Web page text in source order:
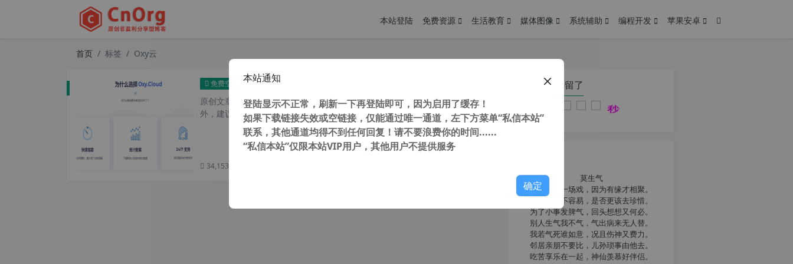
本站登陆 免费资源 生活教育 媒体图像 系统辅助 编程开发 苹果安卓
首页 标签 Oxy云
免费空间 Oxy.cloud 来自俄国的可赚钱无限空间网盘 限制100M文件大小国内上传和下载速度快
原创文章，转载请注明： 转载自cnorg.12hp.de 注意：由于网站空间位于国
外，建议避开晚上的访问高峰期...
34,153 次浏览
您在本页停留了
莫生气
人生就像一场戏，因为有缘才相聚。
相扶到老不容易，是否更该去珍惜。
为了小事发脾气，回头想想又何必。
别人生气我不气，气出病来无人替。
我若气死谁如意，况且伤神又费力。
邻居亲朋不要比，儿孙琐事由他去。
吃苦享乐在一起，神仙羡慕好伴侣。
本站通知
登陆显示不正常，刷新一下再登陆即可，因为启用了缓存！
如果下载链接失效或空链接，仅能通过唯一通道，左下方菜单“私信本站”
联系，其他通道均得不到任何回复！请不要浪费你的时间......
“私信本站”仅限本站VIP用户，其他用户不提供服务
确定